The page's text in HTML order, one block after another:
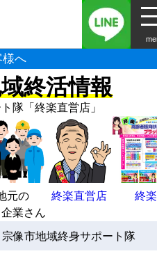
様へ
終活情報
隊 「終楽直営店」
元の
業さん
終楽直営店 終楽
宗像市地域終身サポート隊